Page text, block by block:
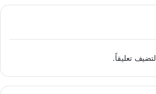
لتضيف تعليقاً.